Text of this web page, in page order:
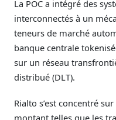
La POC a intégré des
interconnectés à un
teneurs de marché
banque centrale
sur un réseau
distribué (DLT).
Rialto s’est concentré
montant telles que les